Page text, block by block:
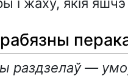
раздзелаў —